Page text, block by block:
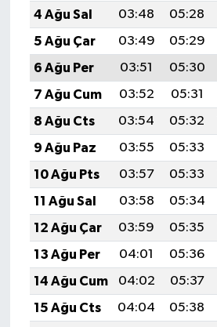
4 Ağu Sal
03:48 05:28
5 Ağu Çar
03:49 05:29
6 Ağu Per
03:51 05:30
7 Ağu Cum
03:52 05:31
8 Ağu Cts
03:54 05:32
9 Ağu Paz
03:55 05:33
10 Ağu Pts
03:57 05:33
11 Ağu Sal
03:58 05:34
12 Ağu Çar
03:59 05:35
13 Ağu Per
04:01 05:36
14 Ağu Cum
04:02 05:37
15 Ağu Cts
04:04 05:38